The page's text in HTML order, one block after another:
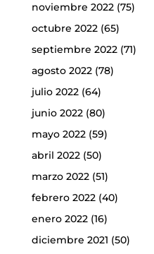
noviembre 2022(75)
octubre 2022(65)
septiembre 2022(71)
agosto 2022(78)
julio 2022(64)
junio 2022(80)
mayo 2022(59)
abril 2022(50)
marzo 2022(51)
febrero 2022(40)
enero 2022(16)
diciembre 2021 (50)